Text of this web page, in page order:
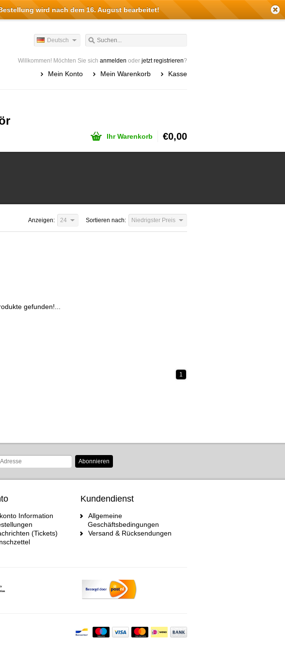
Deutsch
Willkommen! Möchten Sie sich anmelden oder jetzt registrieren?
Mein Konto Mein Warenkorb Kasse
Ihr Warenkorb €0,00
Sortieren nach: Niedrigster Preis
Anzeigen: 24
gefunden!...
1
Abonnieren
Information
(Tickets)
Kundendienst
Allgemeine
Geschäftsbedingungen
Versand & Rücksendungen
wird nach dem 16. August bearbeitet!